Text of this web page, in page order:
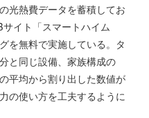
光熱費データを蓄積してお
イト「スマートハイム
を無料で実施している。タ
と同じ設備、家族構成の
平均から割り出した数値が
の使い方を工夫するように